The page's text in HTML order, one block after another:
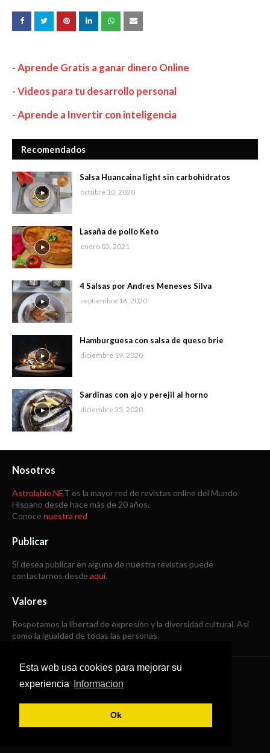
Esta web usa cookies para mejorar su
experiencia
Informacion
Ok
-Aprende Gratis a ganar dinero Online
-Videos para tu desarrollo personal
-Aprende a Invertir con inteligencia
Recomendados
Salsa Huancaina light sin carbohidratos
octubre 10, 2020
Lasaña de pollo Keto
enero 03, 2021
4 Salsas por Andres Meneses Silva
septiembre 16, 2020
Hamburguesa con salsa de queso brie
diciembre 19, 2020
Sardinas con ajo y perejil al horno
diciembre 25, 2020
Nosotros
Astrolabio.NET es la mayor red de revistas online del Mundo
Hispano desde hace más de 20 años.
Conoce nuestra red
Publicar
Si desea publicar en alguna de nuestra revistas puede
contactarnos desde aquí.
Valores
Respetamos la libertad de expresión y la diversidad cultural. Así
como la igualdad de todas las personas.
Copyright © 1998 -